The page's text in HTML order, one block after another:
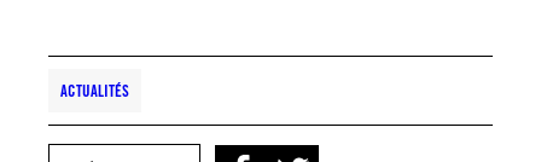
ACTUALITÉS